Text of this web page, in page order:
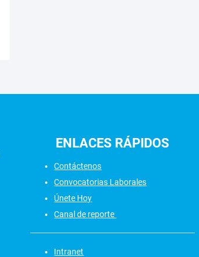
ENLACES RÁPIDOS
Contáctenos
Convocatorias Laborales
Únete Hoy
Canal de reporte
Intranet